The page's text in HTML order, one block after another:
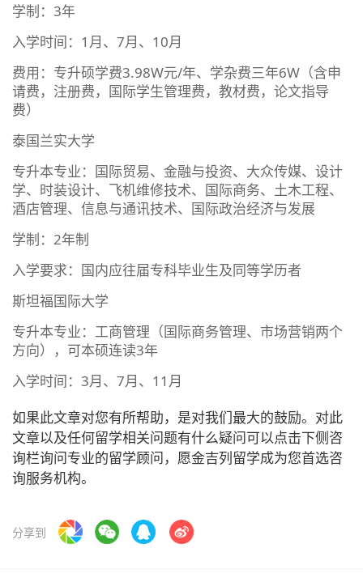
学制：3年
入学时间：1月、7月、10月
费用：专升硕学费3.98W元/年、学杂费三年6W（含申
请费，注册费，国际学生管理费，教材费，论文指导
费）
泰国兰实大学
专升本专业：国际贸易、金融与投资、大众传媒、设计
学、时装设计、飞机维修技术、国际商务、土木工程、
酒店管理、信息与通讯技术、国际政治经济与发展
学制：2年制
入学要求：国内应往届专科毕业生及同等学历者
斯坦福国际大学
专升本专业：工商管理（国际商务管理、市场营销两个
方向），可本硕连读3年
入学时间：3月、7月、11月
如果此文章对您有所帮助，是对我们最大的鼓励。对此
文章以及任何留学相关问题有什么疑问可以点击下侧咨
询栏询问专业的留学顾问，愿金吉列留学成为您首选咨
询服务机构。
分享到